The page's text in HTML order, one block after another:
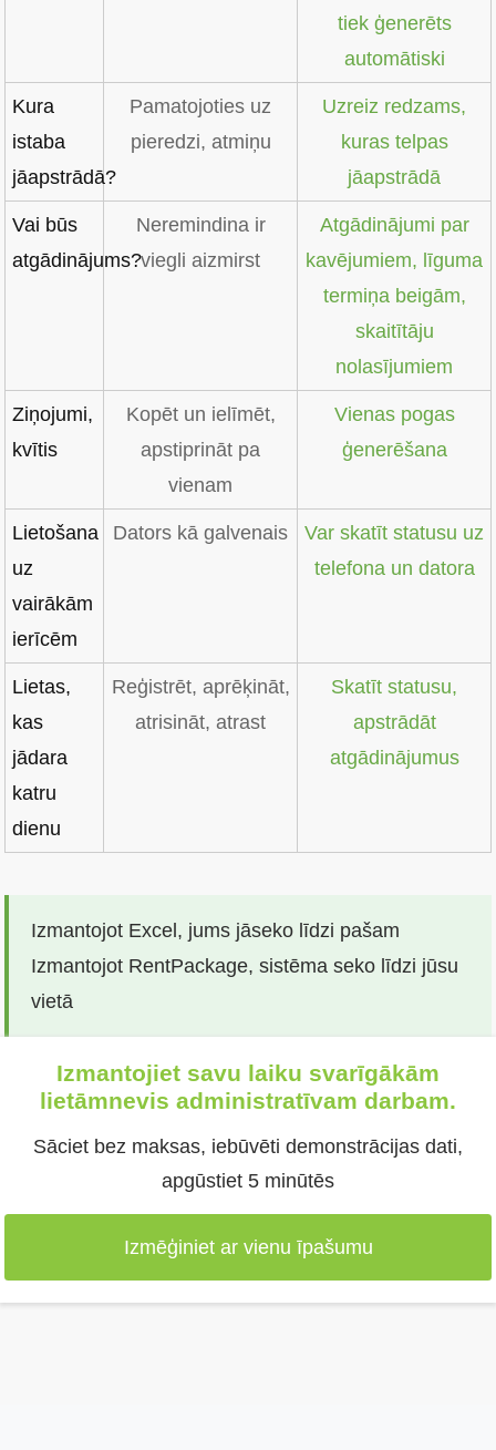
tiek ģenerēts
automātiski
Kura
istaba
jāapstrādā?
Pamatojoties uz
pieredzi, atmiņu
Uzreiz redzams,
kuras telpas
jāapstrādā
Vai būs
atgādinājums?
Neremindina ir
viegli aizmirst
Atgādinājumi par
kavējumiem, līguma
termiņa beigām,
skaitītāju
nolasījumiem
Ziņojumi,
kvītis
Kopēt un ielīmēt,
apstiprināt pa
vienam
Vienas pogas
ģenerēšana
Lietošana
uz
vairākām
ierīcēm
Dators kā galvenais
Var skatīt statusu uz
telefona un datora
Lietas,
kas
jādara
katru
dienu
Reģistrēt, aprēķināt,
atrisināt, atrast
Skatīt statusu,
apstrādāt
atgādinājumus
Izmantojot Excel, jums jāseko līdzi pašam
Izmantojot RentPackage, sistēma seko līdzi jūsu
vietā
Izmantojiet savu laiku svarīgākām
lietāmnevis administratīvam darbam.
Sāciet bez maksas, iebūvēti demonstrācijas dati,
apgūstiet 5 minūtēs
Izmēģiniet ar vienu īpašumu